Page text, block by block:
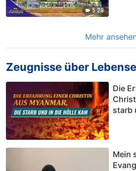
5:28
Mehr
Zeugnisse über
Die
starb
Mein